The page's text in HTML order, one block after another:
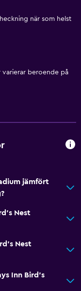
när som helst
beroende på
jämfört
Nest
Nest
Inn Bird's